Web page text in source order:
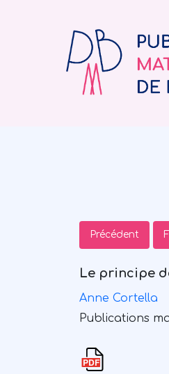
Précédent
Le principe
Anne Cortella
Publications